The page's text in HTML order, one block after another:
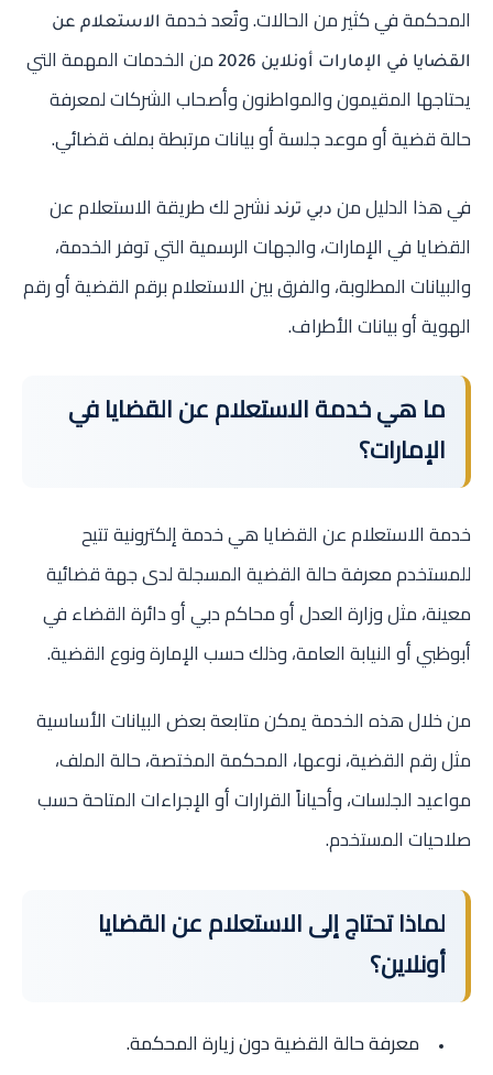
المحكمة في كثير من الحالات. وتُعد خدمة الاستعلام عن
القضايا في الإمارات أونلاين 2026
من الخدمات المهمة التي
يحتاجها المقيمون والمواطنون وأصحاب الشركات لمعرفة
حالة قضية أو موعد جلسة أو بيانات مرتبطة بملف قضائي.
في هذا الدليل من دبي ترند نشرح لك طريقة الاستعلام عن
القضايا في الإمارات، والجهات الرسمية التي توفر الخدمة،
والبيانات المطلوبة، والفرق بين الاستعلام برقم القضية أو رقم
الهوية أو بيانات الأطراف.
ما هي خدمة الاستعلام عن القضايا في
الإمارات؟
خدمة الاستعلام عن القضايا هي خدمة إلكترونية تتيح
للمستخدم معرفة حالة القضية المسجلة لدى جهة قضائية
معينة، مثل وزارة العدل أو محاكم دبي أو دائرة القضاء في
أبوظبي أو النيابة العامة، وذلك حسب الإمارة ونوع القضية.
من خلال هذه الخدمة يمكن متابعة بعض البيانات الأساسية
مثل رقم القضية، نوعها، المحكمة المختصة، حالة الملف،
مواعيد الجلسات، وأحياناً القرارات أو الإجراءات المتاحة حسب
صلاحيات المستخدم.
لماذا تحتاج إلى الاستعلام عن القضايا
أونلاين؟
معرفة حالة القضية دون زيارة المحكمة.